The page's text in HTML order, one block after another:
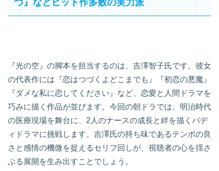
づ』などヒット作多数の実力派
『光の空』の脚本を担当するのは、吉澤智子氏です。彼女
の代表作には『恋はつづくよどこまでも』『初恋の悪魔』
『ダメな私に恋してください』など、恋愛と人間ドラマを
巧みに描く作品が並びます。今回の朝ドラでは、明治時代
の医療現場を舞台に、2人のナースの成長と絆を描くバデ
ィドラマに挑戦します。吉澤氏の持ち味であるテンポの良
さと感情の機微を捉えるセリフ回しが、視聴者の心を揺さ
ぶる展開を生み出すことでしょう。